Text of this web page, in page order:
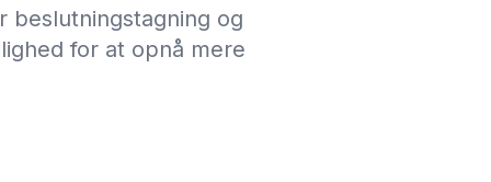
beslutningstagning og
for at opnå mere